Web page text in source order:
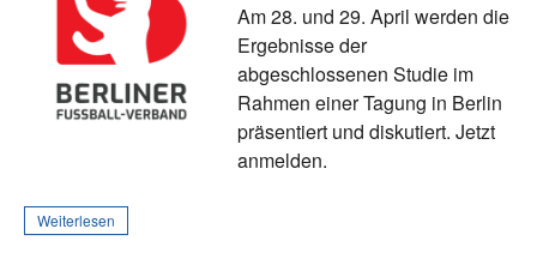
Am 28. und 29. April werden die
Ergebnisse der
abgeschlossenen Studie im
Rahmen einer Tagung in Berlin
präsentiert und diskutiert. Jetzt
anmelden.
Weiterlesen